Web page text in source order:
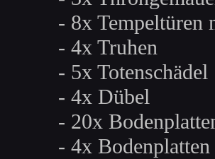
- 8x Tempeltüren
- 4x Truhen
- 5x Totenschädel
- 4x Dübel
- 20x
- 4x